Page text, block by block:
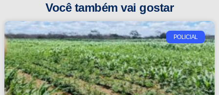
Você também vai gostar
POLICIAL